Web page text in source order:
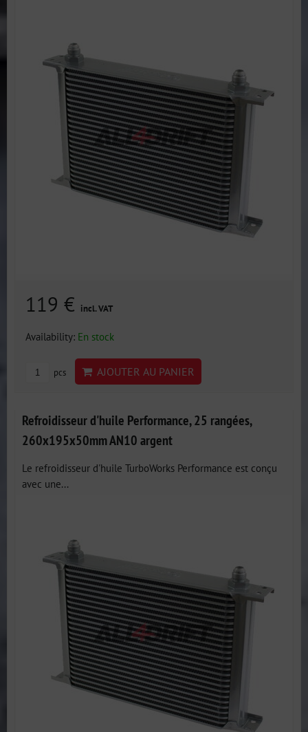
119 € incl. VAT
Availability: En stock
pcs AJOUTER AU PANIER
Refroidisseur d'huile Performance, 25 rangées,
260x195x50mm AN10 argent
Le refroidisseur d'huile TurboWorks Performance est conçu
avec une...